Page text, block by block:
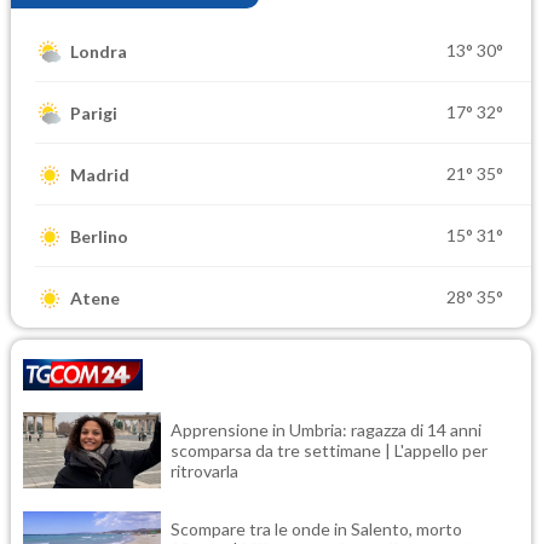
Londra 13° 30°
Parigi 17° 32°
Madrid 21° 35°
Berlino 15° 31°
Atene 28° 35°
Apprensione in Umbria: ragazza di 14 anni
scomparsa da tre settimane | L'appello per
ritrovarla
Scompare tra le onde in Salento, morto